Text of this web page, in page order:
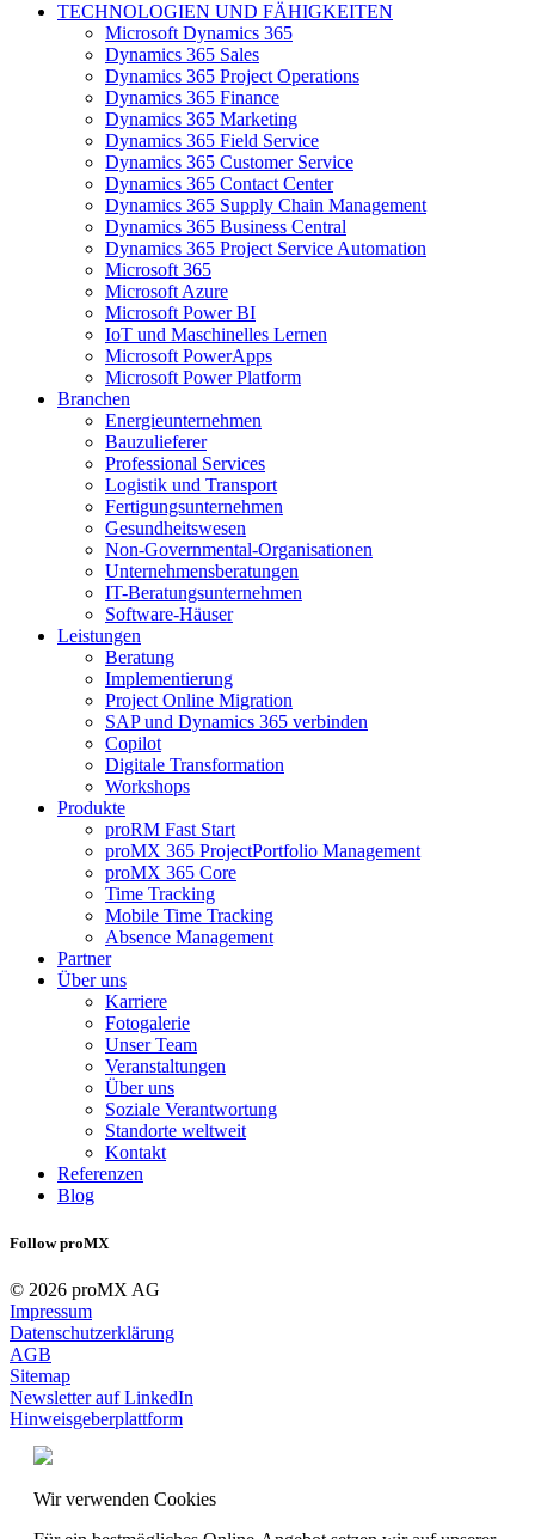
TECHNOLOGIEN UND FÄHIGKEITEN
Microsoft Dynamics 365
Dynamics 365 Sales
Dynamics 365 Project Operations
Dynamics 365 Finance
Dynamics 365 Marketing
Dynamics 365 Field Service
Dynamics 365 Customer Service
Dynamics 365 Contact Center
Dynamics 365 Supply Chain Management
Dynamics 365 Business Central
Dynamics 365 Project Service Automation
Microsoft 365
Microsoft Azure
Microsoft Power BI
IoT und Maschinelles Lernen
Microsoft PowerApps
Microsoft Power Platform
Branchen
Energieunternehmen
Bauzulieferer
Professional Services
Logistik und Transport
Fertigungsunternehmen
Gesundheitswesen
Non-Governmental-Organisationen
Unternehmensberatungen
IT-Beratungsunternehmen
Software-Häuser
Leistungen
Beratung
Implementierung
Project Online Migration
SAP und Dynamics 365 verbinden
Copilot
Digitale Transformation
Workshops
Produkte
proRM Fast Start
proMX 365 ProjectPortfolio Management
proMX 365 Core
Time Tracking
Mobile Time Tracking
Absence Management
Partner
Über uns
Karriere
Fotogalerie
Unser Team
Veranstaltungen
Über uns
Soziale Verantwortung
Standorte weltweit
Kontakt
Referenzen
Blog
Follow proMX
© 2026 proMX AG
Impressum
Datenschutzerklärung
AGB
Sitemap
Newsletter auf LinkedIn
Hinweisgeberplattform
Wir verwenden Cookies